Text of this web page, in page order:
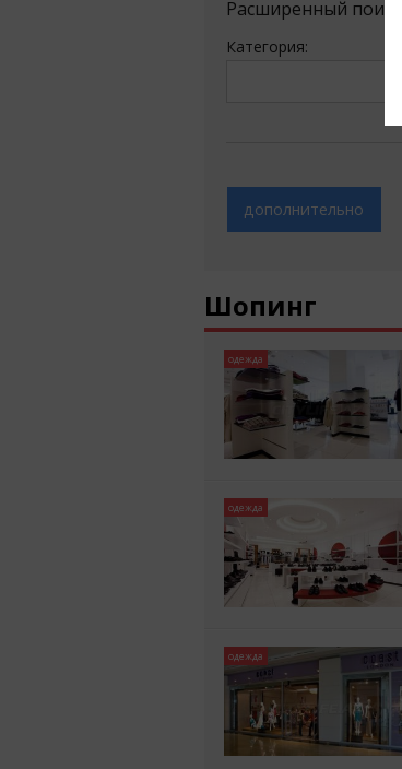
Расширенный поиск
Категория:
дополнительно
Шопинг
одежда
одежда
одежда